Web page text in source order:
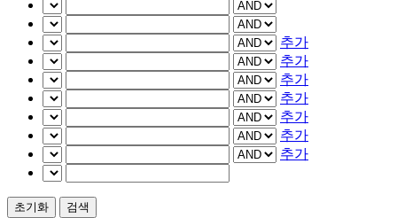
추가
추가
추가
추가
추가
추가
추가